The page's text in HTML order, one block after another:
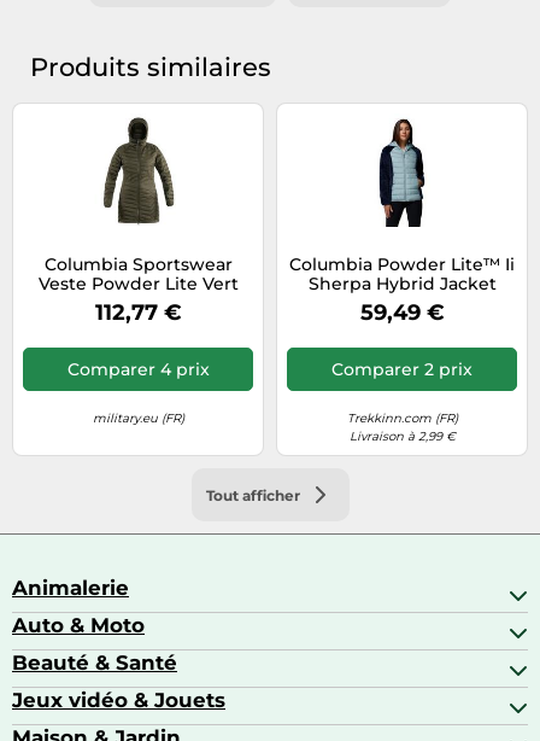
Produits similaires
Columbia Sportswear
Veste Powder Lite Vert
olive Femme Taille S
112,77 €
Comparer 4 prix
military.eu (FR)
Columbia Powder Lite™ Ii
Sherpa Hybrid Jacket
Bleu L Femme
59,49 €
Comparer 2 prix
Trekkinn.com (FR)
Livraison à 2,99 €
Tout afficher
Animalerie
Abris pour animaux sauvages
Aquariophilie
Colliers GPS
Matériel orthopédique pour animaux
Auto & Moto
Accessoires auto
Attelage & portage
Autoradios
Beauté & Santé
Alimentation bébé
Amour & contraception
Jeux vidéo & Jouets